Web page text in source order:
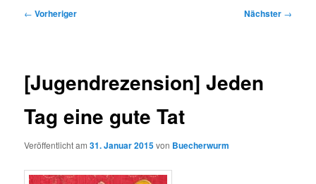
Beitragsnavigation
← Vorheriger Nächster →
[Jugendrezension] Jeden
Tag eine gute Tat
Veröffentlicht am31. Januar 2015von Buecherwurm